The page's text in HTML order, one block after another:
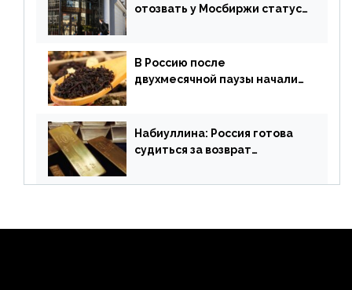
отозвать у Мосбиржи статус
В Россию после
двухмесячной паузы начали
Набиуллина: Россия готова
судиться за возврат
страны